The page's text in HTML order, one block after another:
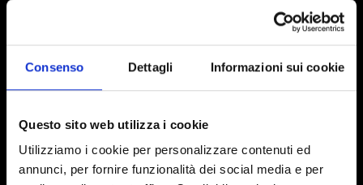
Consenso Dettagli Informazioni sui cookie
Questo sito web utilizza i cookie
Utilizziamo i cookie per personalizzare contenuti ed
annunci, per fornire funzionalità dei social media e per
Biosfered S.r.l.
Via Paolo Veronese, 202 10148 Torino
+39 011 065 80 04